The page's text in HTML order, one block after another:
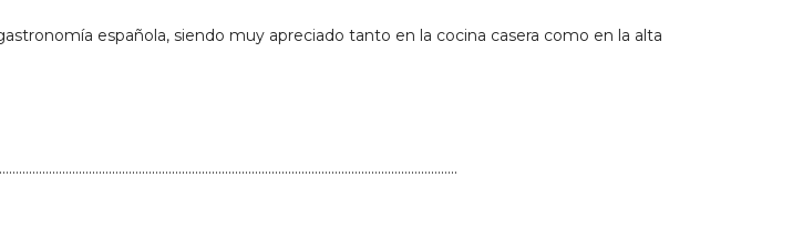
española, siendo muy apreciado tanto en la cocina casera como en la alta